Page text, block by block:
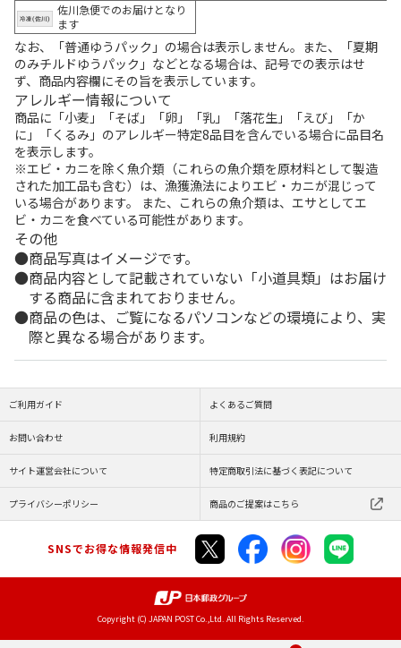
佐川急便でのお届けとなり
ます
なお、「普通ゆうパック」の場合は表示しません。また、「夏期
のみチルドゆうパック」などとなる場合は、記号での表示はせ
ず、商品内容欄にその旨を表示しています。
アレルギー情報について
商品に「小麦」「そば」「卵」「乳」「落花生」「えび」「か
に」「くるみ」のアレルギー特定8品目を含んでいる場合に品目名
を表示します。
※エビ・カニを除く魚介類（これらの魚介類を原材料として製造
された加工品も含む）は、漁獲漁法によりエビ・カニが混じって
いる場合があります。 また、これらの魚介類は、エサとしてエ
ビ・カニを食べている可能性があります。
その他
商品写真はイメージです。
商品内容として記載されていない「小道具類」はお届け
する商品に含まれておりません。
商品の色は、ご覧になるパソコンなどの環境により、実
際と異なる場合があります。
ご利用ガイド よくあるご質問
お問い合わせ 利用規約
サイト運営会社について 特定商取引法に基づく表記について
プライバシーポリシー 商品のご提案はこちら
SNSでお得な情報発信中
Copyright (C) JAPAN POST Co.,Ltd. All Rights Reserved.